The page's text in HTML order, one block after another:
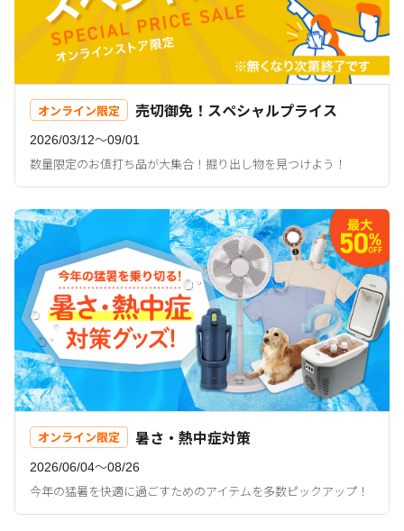
オンライン限定 売切御免！スペシャルプライス
2026/03/12〜09/01
数量限定のお値打ち品が大集合！掘り出し物を見つけよう！
オンライン限定 暑さ・熱中症対策
2026/06/04〜08/26
今年の猛暑を快適に過ごすためのアイテムを多数ピックアップ！